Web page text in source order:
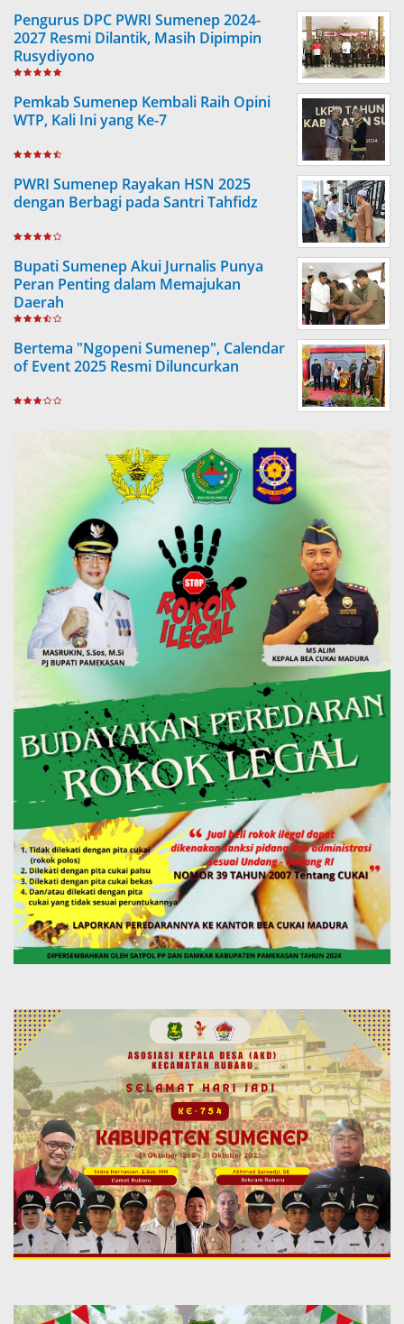
Pengurus DPC PWRI Sumenep 2024-
2027 Resmi Dilantik, Masih Dipimpin
Rusydiyono
Pemkab Sumenep Kembali Raih Opini
WTP, Kali Ini yang Ke-7
PWRI Sumenep Rayakan HSN 2025
dengan Berbagi pada Santri Tahfidz
Bupati Sumenep Akui Jurnalis Punya
Peran Penting dalam Memajukan
Daerah
Bertema "Ngopeni Sumenep", Calendar
of Event 2025 Resmi Diluncurkan